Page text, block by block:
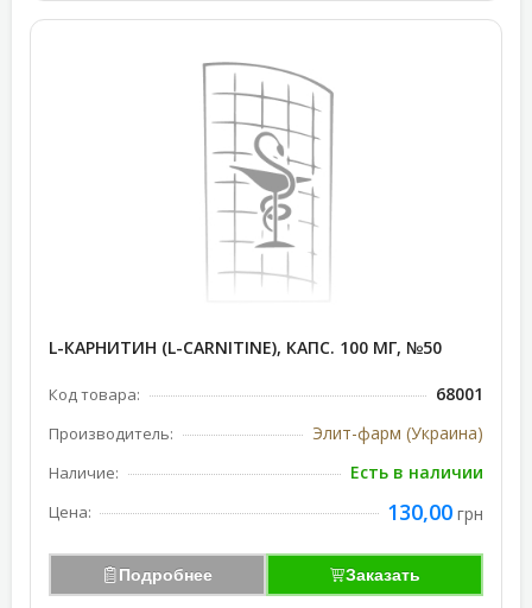
L-КАРНИТИН (L-CARNITINE), КАПС. 100 МГ, №50
Код товара: 68001
Производитель: Элит-фарм (Украина)
Наличие: Есть в наличии
Цена: 130,00 грн
Подробнее Заказать